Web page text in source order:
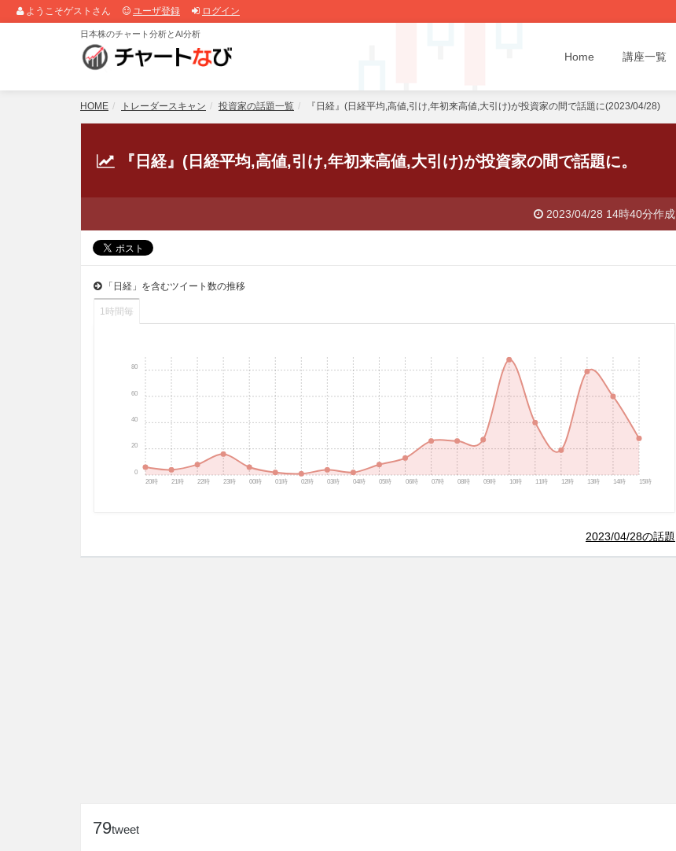
ようこそゲストさん ユーザ登録 ログイン
日本株のチャート分析とAI分析
Home 講座一覧
HOME トレーダースキャン 投資家の話題一覧 『日経』(日経平均,高値,引け,年初来高値,大引け)が投資家の間で話題に(2023/04/28)
『日経』(日経平均,高値,引け,年初来高値,大引け)が投資家の間で話題に。
2023/04/28 14時40分作成
「日経」を含むツイート数の推移
1時間毎
20時 21時 22時 23時 00時 01時 02時 03時 04時 05時 06時 07時 08時 09時 10時 11時 12時 13時 14時 15時
0
20
40
60
80
2023/04/28の話題
79tweet